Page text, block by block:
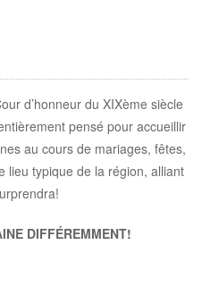
d’honneur du XIXème siècle
pensé pour accueillir
au cours de mariages, fêtes,
lieu typique de la région, alliant
DIFFÉREMMENT!